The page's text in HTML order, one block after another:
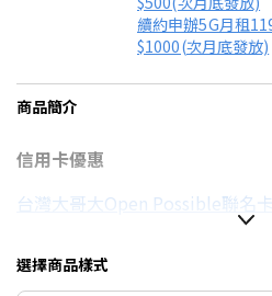
續約申辦5G月租
$1000(次月底發放)
商品簡介
信用卡優惠
台灣大哥大Open Possible聯名
選擇商品樣式